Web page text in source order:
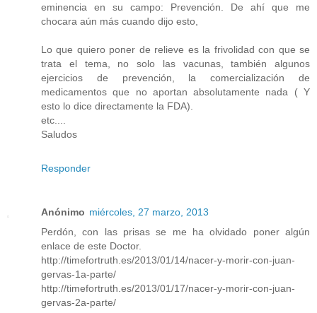
eminencia en su campo: Prevención. De ahí que me
chocara aún más cuando dijo esto,
Lo que quiero poner de relieve es la frivolidad con que se
trata el tema, no solo las vacunas, también algunos
ejercicios de prevención, la comercialización de
medicamentos que no aportan absolutamente nada ( Y
esto lo dice directamente la FDA).
etc....
Saludos
Responder
Anónimo miércoles, 27 marzo, 2013
Perdón, con las prisas se me ha olvidado poner algún
enlace de este Doctor.
http://timefortruth.es/2013/01/14/nacer-y-morir-con-juan-
gervas-1a-parte/
http://timefortruth.es/2013/01/17/nacer-y-morir-con-juan-
gervas-2a-parte/